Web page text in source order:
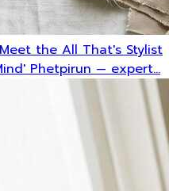
Meet the All That's Stylist
Phetpirun — expert…